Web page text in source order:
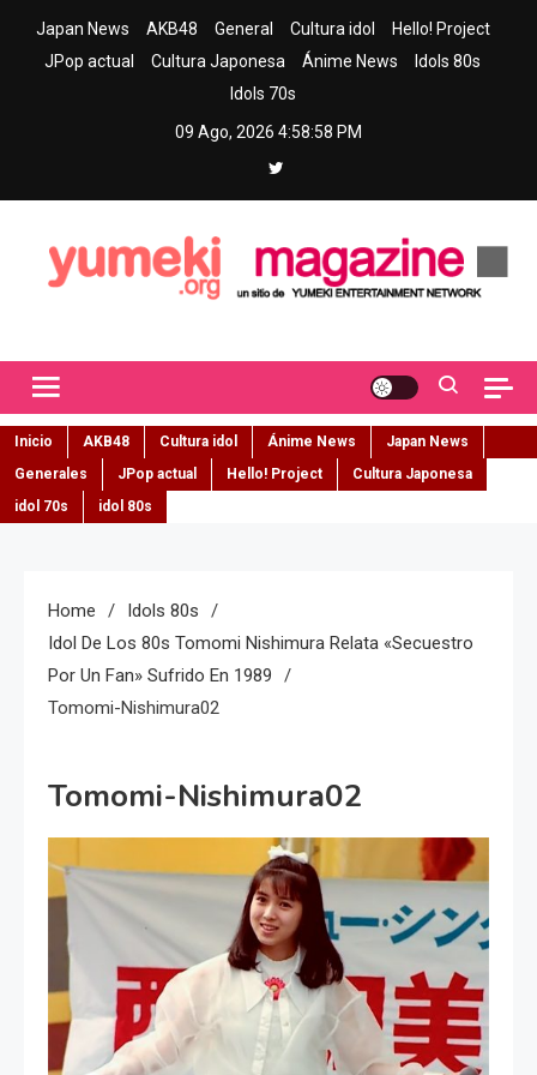
Japan News AKB48 General Cultura idol
Hello! Project
JPop actual
Cultura Japonesa Ánime News
Idols 80s
Idols 70s
09 Ago, 2026 4:58:59 PM
Inicio AKB48 Cultura idol Ánime News
Japan News
Generales
JPop actual Hello! Project
Cultura Japonesa
idol 70s
idol 80s
Home
Idols 80s
Idol De Los 80s Tomomi Nishimura Relata «secuestro
Por Un Fan» Sufrido En 1989
Tomomi-Nishimura02
Tomomi-Nishimura02